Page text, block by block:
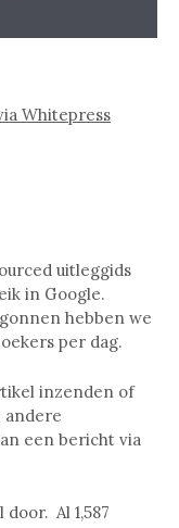
Whitepress
uitleggids
in Google.
hebben we
per dag.
inzenden of
andere
een bericht via
door. Al 1,587